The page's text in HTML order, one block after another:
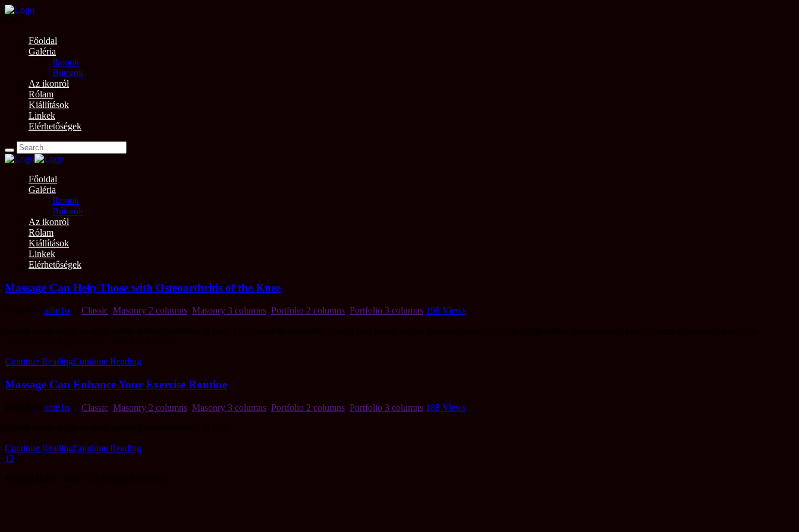
Főoldal
Galéria
Ikonok
Bútorok
Az ikonról
Rólam
Kiállítások
Linkek
Elérhetőségek
Főoldal
Galéria
Ikonok
Bútorok
Az ikonról
Rólam
Kiállítások
Linkek
Elérhetőségek
Massage Can Help Those with Osteoarthritis of the Knee
adm1n Classic Masonry 2 columns Masonry 3 columns Portfolio 2 columns Portfolio 3 columns 198 Views
Continue ReadingContinue Reading
Massage Can Enhance Your Exercise Routine
adm1n Classic Masonry 2 columns Masonry 3 columns Portfolio 2 columns Portfolio 3 columns 188 Views
Continue ReadingContinue Reading
1 2